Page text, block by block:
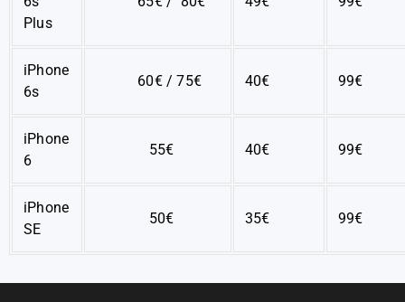
Plus
iPhone
6s
60€ / 75€ 40€ 99€
iPhone
6
55€ 40€ 99€
iPhone
SE
50€ 35€ 99€